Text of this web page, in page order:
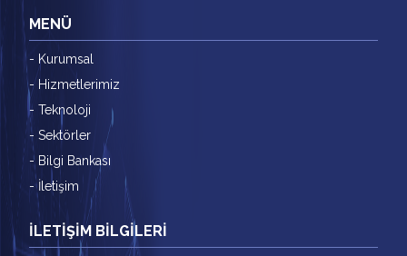
MENÜ
- Kurumsal
- Hizmetlerimiz
- Teknoloji
- Sektörler
- Bilgi Bankası
- İletişim
İLETİŞİM BİLGİLERİ